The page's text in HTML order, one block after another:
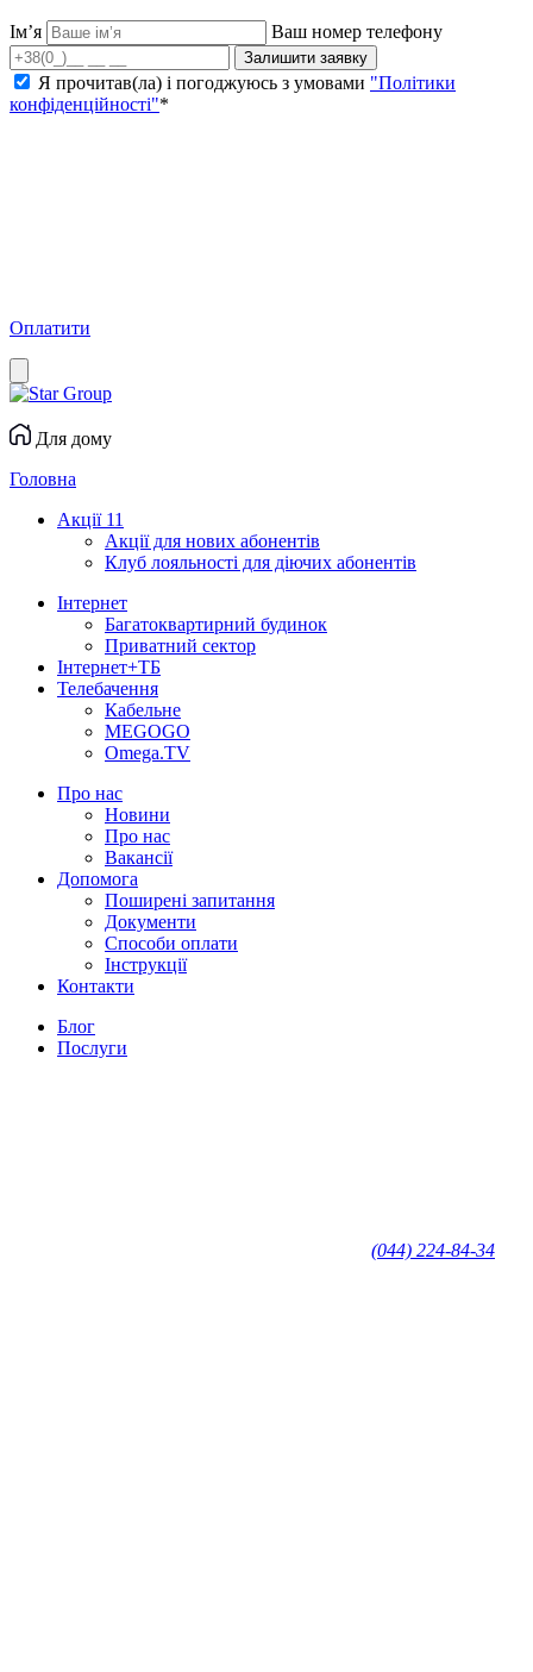
Ім’я Ваш номер телефону
Залишити заявку
Я прочитав(ла) і погоджуюсь з умовами "Політики
конфіденційності"*
Оплатити
Для дому
Головна
Акції 11
Акції для нових абонентів
Клуб лояльності для діючих абонентів
Інтернет
Багатоквартирний будинок
Приватний сектор
Інтернет+ТБ
Телебачення
Кабельне
MEGOGO
Omega.TV
Про нас
Новини
Про нас
Вакансії
Допомога
Поширені запитання
Документи
Способи оплати
Інструкції
Контакти
Блог
Послуги
(044) 224-84-34